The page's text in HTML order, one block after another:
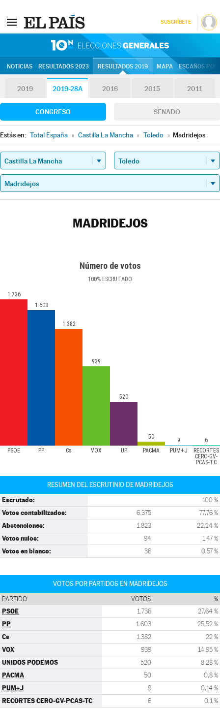
SUSCRÍBETE
NOTICIAS RESULTADOS 2023 RESULTADOS 2019 MAPA ESCAÑOS
2019 2019-28A 2016 2015 2011
CONGRESO SENADO
Estás en: Total España » Castilla La Mancha » Toledo » Madridejos
MADRIDEJOS
Número de votos
100% ESCRUTADO
PSOE PP Cs VOX UP PACMA PUM+J
RECORTES
CERO-GV-
PCAS-TC
1.736
1.603
1.382
939
520
50 9 6
RESUMEN DEL ESCRUTINIO DE MADRIDEJOS
Escrutado: 100 %
Votos contabilizados: 6.375 77,76 %
Abstenciones: 1.823 22,24 %
Votos nulos: 94 1,47 %
Votos en blanco: 36 0,57 %
VOTOS POR PARTIDOS EN MADRIDEJOS
PARTIDO VOTOS %
PSOE 1.736 27,64 %
PP 1.603 25,52 %
Cs 1.382 22 %
VOX 939 14,95 %
UNIDOS PODEMOS 520 8,28 %
PACMA 50 0,8 %
PUM+J 9 0,14 %
RECORTES CERO-GV-PCAS-TC 6 0,1 %